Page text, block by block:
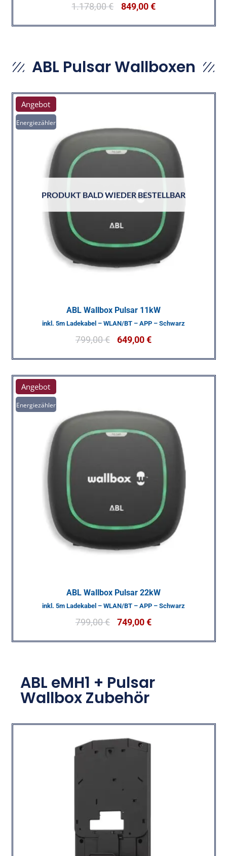
1.178,00€ 849,00€
ABL Pulsar Wallboxen
Energiezähler
Angebot
PRODUKT BALD WIEDER BESTELLBAR
ABL Wallbox Pulsar 11kW
inkl. 5m Ladekabel – WLAN/BT – APP – Schwarz
799,00€ 649,00€
Energiezähler
Angebot
ABL Wallbox Pulsar 22kW
inkl. 5m Ladekabel – WLAN/BT – APP – Schwarz
799,00€ 749,00€
ABL eMH1 + Pulsar
Wallbox Zubehör